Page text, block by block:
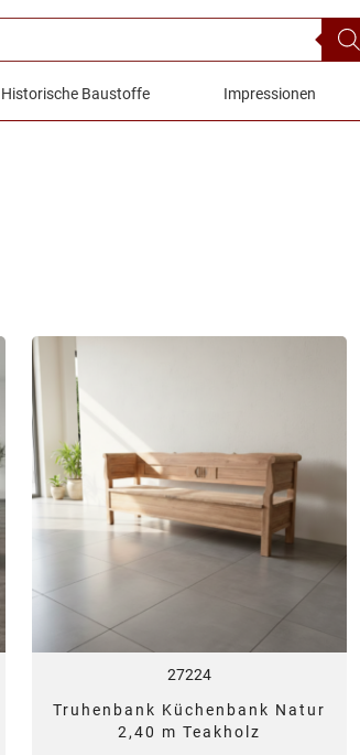
Historische Baustoffe Impressionen
27224
Truhenbank Küchenbank Natur
2,40 m Teakholz